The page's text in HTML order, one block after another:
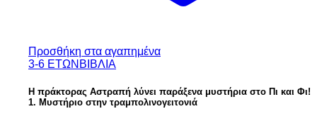
Προσθήκη στα αγαπημένα
3-6 ΕΤΩΝ ΒΙΒΛΙΑ
Η πράκτορας Αστραπή λύνει παράξενα μυστήρια στο Πι και Φι!
1. Μυστήριο στην τραμπολινογειτονιά